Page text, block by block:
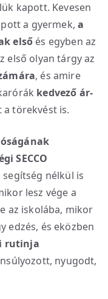
kapott. Kevesen
a gyermek,a
első és egyben az
első olyan tárgy az
, és amire
kedvező ár-
törekvést is.
SECCO
nélkül is
lesz vége a
az iskolába, mikor
edzés, és eközben
rutinja
nyugodt,